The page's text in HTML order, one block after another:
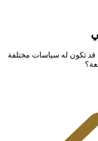
تكون له سياسات مختلفة